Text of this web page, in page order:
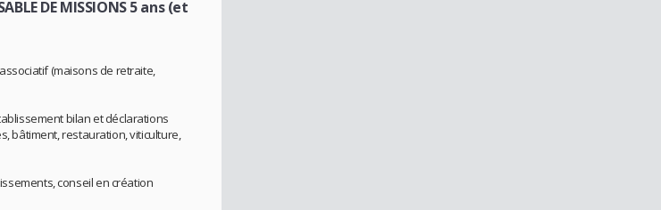
DE MISSIONS 5 ans (et
(maisons de retraite,
bilan et déclarations
bâtiment, restauration, viticulture,
conseil en création